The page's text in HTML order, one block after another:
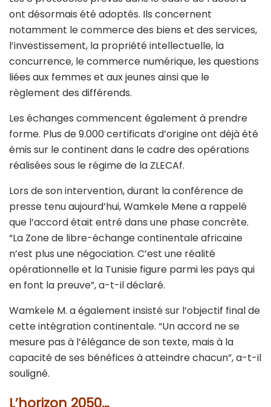
ont désormais été adoptés. Ils concernent
notamment le commerce des biens et des services,
l’investissement, la propriété intellectuelle, la
concurrence, le commerce numérique, les questions
liées aux femmes et aux jeunes ainsi que le
règlement des différends.
Les échanges commencent également à prendre
forme. Plus de 9.000 certificats d’origine ont déjà été
émis sur le continent dans le cadre des opérations
réalisées sous le régime de la ZLECAf.
Lors de son intervention, durant la conférence de
presse tenu aujourd’hui, Wamkele Mene a rappelé
que l’accord était entré dans une phase concrète.
“La Zone de libre-échange continentale africaine
n’est plus une négociation. C’est une réalité
opérationnelle et la Tunisie figure parmi les pays qui
en font la preuve”, a-t-il déclaré.
Wamkele M. a également insisté sur l’objectif final de
cette intégration continentale. “Un accord ne se
mesure pas à l’élégance de son texte, mais à la
capacité de ses bénéfices à atteindre chacun”, a-t-il
souligné.
L’horizon 2050…